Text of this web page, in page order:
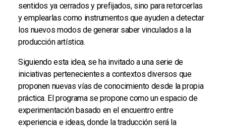
sentidos ya cerrados y prefijados, sino para retorcerlas
y emplearlas como instrumentos que ayuden a detectar
los nuevos modos de generar saber vinculados a la
producción artística.
Siguiendo esta idea, se ha invitado a una serie de
iniciativas pertenecientes a contextos diversos que
proponen nuevas vías de conocimiento desde la propia
práctica. El programa se propone como un espacio de
experimentación basado en el encuentro entre
experiencia e ideas, donde la traducción será la